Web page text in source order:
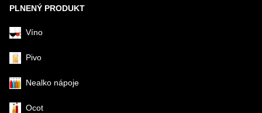
PLNENÝ PRODUKT
Víno
Pivo
Nealko nápoje
Ocot